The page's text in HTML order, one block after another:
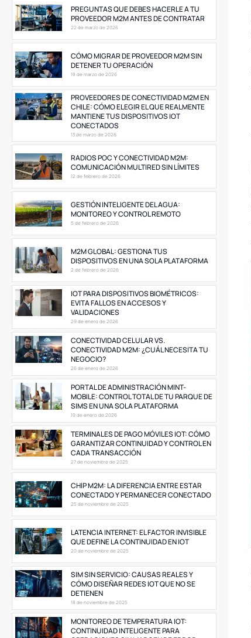
PREGUNTAS QUE DEBES HACERLE A TU
PROVEEDOR M2M ANTES DE CONTRATAR
22 de marzo de 2026
CÓMO MIGRAR DE PROVEEDOR M2M SIN
DETENER TU OPERACIÓN
18 de marzo de 2026
PROVEEDORES DE CONECTIVIDAD M2M EN
CHILE: CÓMO ELEGIR EL QUE REALMENTE
MANTIENE TUS DISPOSITIVOS IOT
CONECTADOS
13 de marzo de 2026
RADIOS POC Y CONECTIVIDAD M2M:
COMUNICACIÓN MULTIRED SIN LÍMITES
12 de febrero de 2026
GESTIÓN INTELIGENTE DEL AGUA:
MONITOREO Y CONTROL REMOTO
5 de febrero de 2026
M2M GLOBAL: GESTIONA TUS
DISPOSITIVOS EN UNA SOLA PLATAFORMA
2 de febrero de 2026
IOT PARA DISPOSITIVOS BIOMÉTRICOS:
EVITA FALLOS EN ACCESOS Y
VALIDACIONES
29 de enero de 2026
CONECTIVIDAD CELULAR VS.
CONECTIVIDAD M2M: ¿CUÁL NECESITA TU
NEGOCIO?
26 de enero de 2026
PORTAL DE ADMINISTRACIÓN MINT-
MOBILE: CONTROL TOTAL DE TU PARQUE DE
SIMS EN UNA SOLA PLATAFORMA
19 de enero de 2026
TERMINALES DE PAGO MÓVILES IOT: CÓMO
GARANTIZAR CONTINUIDAD Y CONTROL EN
CADA TRANSACCIÓN
27 de noviembre de 2025
CHIP M2M: LA DIFERENCIA ENTRE ESTAR
CONECTADO Y PERMANECER CONECTADO
25 de noviembre de 2025
LATENCIA INTERNET: EL FACTOR INVISIBLE
QUE DEFINE LA CONTINUIDAD EN IOT
20 de noviembre de 2025
SIM SIN SERVICIO: CAUSAS REALES Y
CÓMO DISEÑAR REDES IOT QUE NO SE
DETIENEN
18 de noviembre de 2025
MONITOREO DE TEMPERATURA IOT:
CONTINUIDAD INTELIGENTE PARA